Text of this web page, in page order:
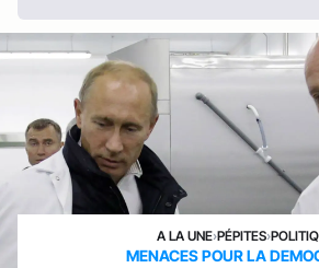
A LA UNE›PÉPITES›
MENACES POUR LA